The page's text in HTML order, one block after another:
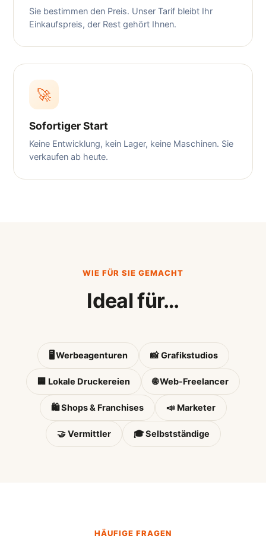
Sie bestimmen den Preis. Unser Tarif bleibt Ihr
Einkaufspreis, der Rest gehört Ihnen.
🚀
Sofortiger Start
Keine Entwicklung, kein Lager, keine Maschinen. Sie
verkaufen ab heute.
WIE FÜR SIE GEMACHT
Ideal für…
🖥️ Werbeagenturen 📸 Grafikstudios
🏢 Lokale Druckereien 🌐 Web-Freelancer
🛍️ Shops & Franchises 📣 Marketer
🤝 Vermittler 🎓 Selbstständige
HÄUFIGE FRAGEN